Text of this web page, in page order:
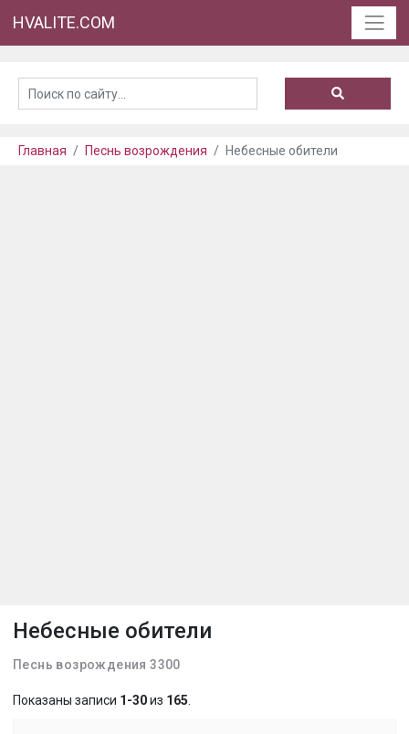
HVALITE.COM
Главная Песнь возрождения Небесные обители
Небесные обители
Песнь возрождения 3300
Показаны записи 1-30из 165